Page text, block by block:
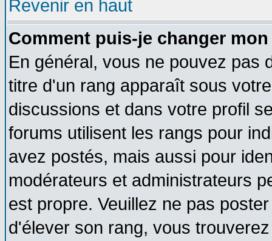
Revenir en haut
Comment puis-je changer
En général, vous ne pouvez pas
titre d'un rang apparaît sous
discussions et dans votre profil
forums utilisent les rangs pour
avez postés, mais aussi pour
modérateurs et administrateurs
est propre. Veuillez ne pas
d'élever son rang, vous